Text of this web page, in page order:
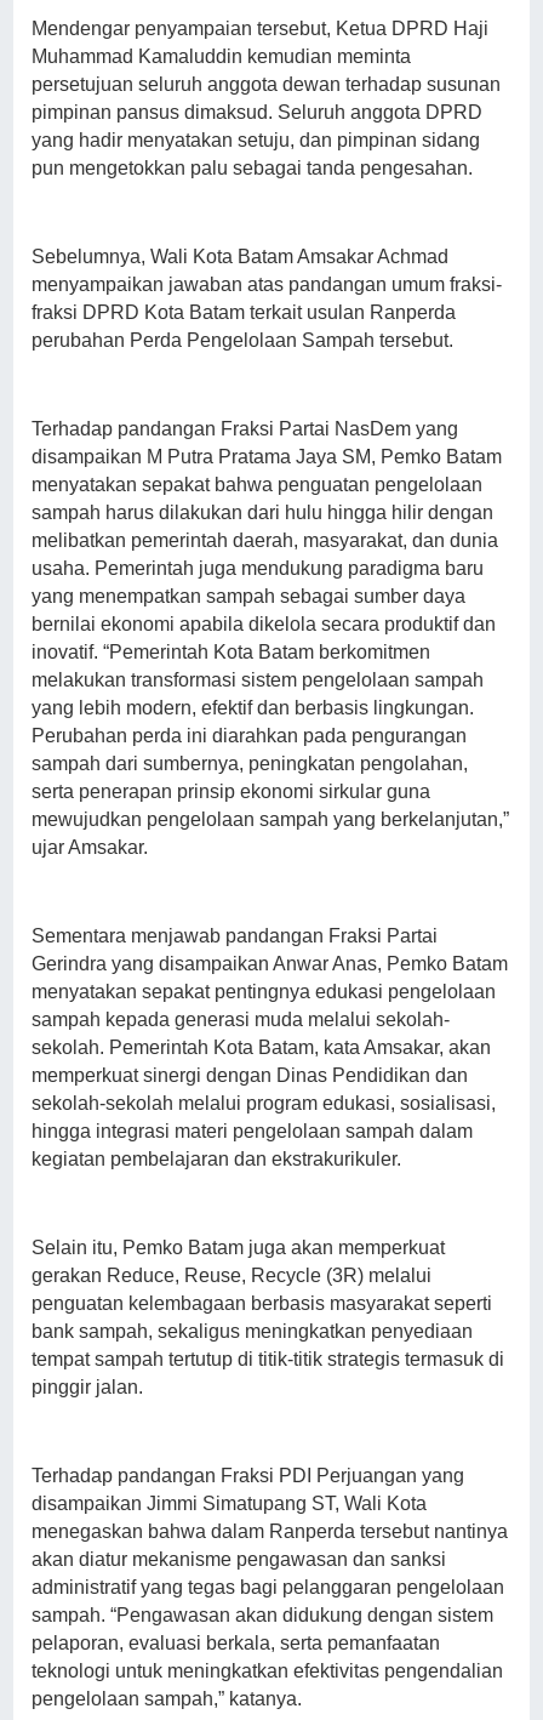
Mendengar penyampaian tersebut, Ketua DPRD Haji
Muhammad Kamaluddin kemudian meminta
persetujuan seluruh anggota dewan terhadap susunan
pimpinan pansus dimaksud. Seluruh anggota DPRD
yang hadir menyatakan setuju, dan pimpinan sidang
pun mengetokkan palu sebagai tanda pengesahan.
Sebelumnya, Wali Kota Batam Amsakar Achmad
menyampaikan jawaban atas pandangan umum fraksi-
fraksi DPRD Kota Batam terkait usulan Ranperda
perubahan Perda Pengelolaan Sampah tersebut.
Terhadap pandangan Fraksi Partai NasDem yang
disampaikan M Putra Pratama Jaya SM, Pemko Batam
menyatakan sepakat bahwa penguatan pengelolaan
sampah harus dilakukan dari hulu hingga hilir dengan
melibatkan pemerintah daerah, masyarakat, dan dunia
usaha. Pemerintah juga mendukung paradigma baru
yang menempatkan sampah sebagai sumber daya
bernilai ekonomi apabila dikelola secara produktif dan
inovatif. “Pemerintah Kota Batam berkomitmen
melakukan transformasi sistem pengelolaan sampah
yang lebih modern, efektif dan berbasis lingkungan.
Perubahan perda ini diarahkan pada pengurangan
sampah dari sumbernya, peningkatan pengolahan,
serta penerapan prinsip ekonomi sirkular guna
mewujudkan pengelolaan sampah yang berkelanjutan,”
ujar Amsakar.
Sementara menjawab pandangan Fraksi Partai
Gerindra yang disampaikan Anwar Anas, Pemko Batam
menyatakan sepakat pentingnya edukasi pengelolaan
sampah kepada generasi muda melalui sekolah-
sekolah. Pemerintah Kota Batam, kata Amsakar, akan
memperkuat sinergi dengan Dinas Pendidikan dan
sekolah-sekolah melalui program edukasi, sosialisasi,
hingga integrasi materi pengelolaan sampah dalam
kegiatan pembelajaran dan ekstrakurikuler.
Selain itu, Pemko Batam juga akan memperkuat
gerakan Reduce, Reuse, Recycle (3R) melalui
penguatan kelembagaan berbasis masyarakat seperti
bank sampah, sekaligus meningkatkan penyediaan
tempat sampah tertutup di titik-titik strategis termasuk di
pinggir jalan.
Terhadap pandangan Fraksi PDI Perjuangan yang
disampaikan Jimmi Simatupang ST, Wali Kota
menegaskan bahwa dalam Ranperda tersebut nantinya
akan diatur mekanisme pengawasan dan sanksi
administratif yang tegas bagi pelanggaran pengelolaan
sampah. “Pengawasan akan didukung dengan sistem
pelaporan, evaluasi berkala, serta pemanfaatan
teknologi untuk meningkatkan efektivitas pengendalian
pengelolaan sampah,” katanya.